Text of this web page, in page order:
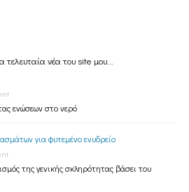
νέα του site μου...
ενώσεων στο νερό
για φυτεμένο ενυδρείο
της γενικής σκληρότητας βάσει του